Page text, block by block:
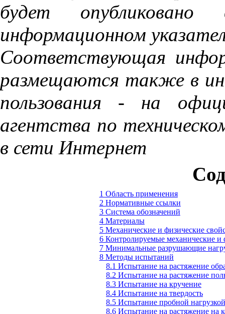
будет
опубликовано
информационном
Соответствующая
размещаются также в
пользования
- на
агентства по
в сети Интернет
1 Область применения
2 Нормативные ссылки
3 Система обозначений
4 Материалы
5 Механические и физические
6 Контролируемые механические и
7 Минимальные разрушающие
8 Методы испытаний
8.1 Испытание на растяжение
8.2 Испытание на растяжение
8.3 Испытание на кручение
8.4 Испытание на твердость
8.5 Испытание пробной
8.6 Испытание на растяжение на